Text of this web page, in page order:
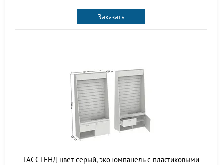
Заказать
ГАССТЕНД цвет серый, экономпанель с пластиковыми